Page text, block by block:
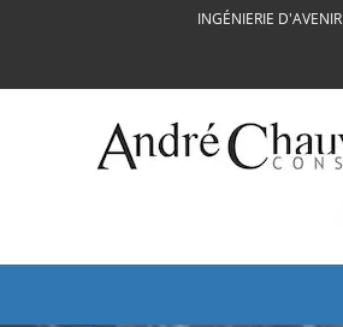
INGÉNIERIE D'AVENIR